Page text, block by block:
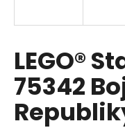
LEGO®
75342
í
t
?